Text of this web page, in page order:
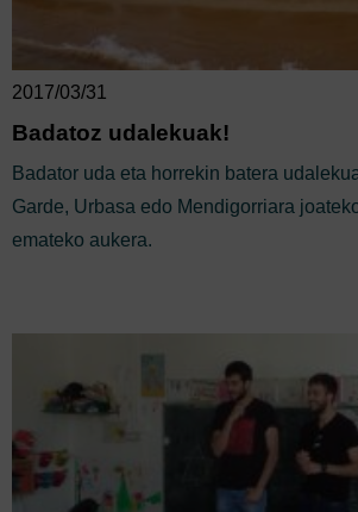
2017/03/31
Badatoz udalekuak!
Badator uda eta horrekin batera
Garde, Urbasa edo Mendigorriara
emateko aukera.